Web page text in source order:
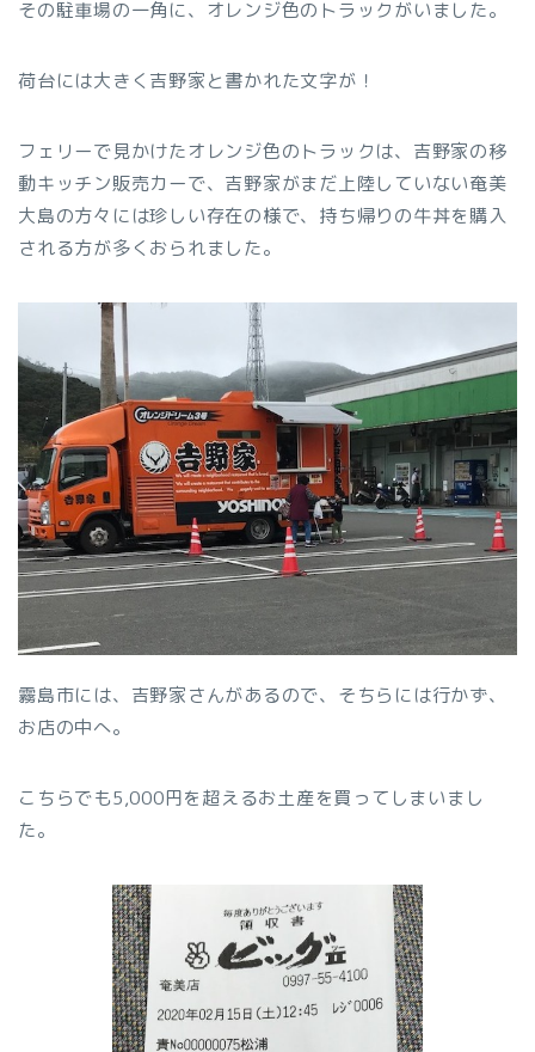
その駐車場の一角に、オレンジ色のトラックがいました。
荷台には大きく吉野家と書かれた文字が！
フェリーで見かけたオレンジ色のトラックは、吉野家の移
動キッチン販売カーで、吉野家がまだ上陸していない奄美
大島の方々には珍しい存在の様で、持ち帰りの牛丼を購入
される方が多くおられました。
霧島市には、吉野家さんがあるので、そちらには行かず、
お店の中へ。
こちらでも5,000円を超えるお土産を買ってしまいまし
た。